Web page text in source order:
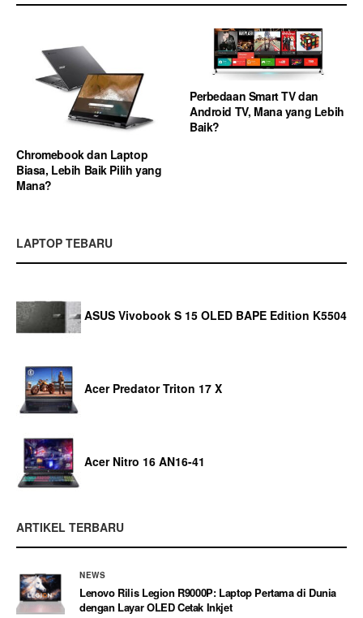
Chromebook dan Laptop
Biasa, Lebih Baik Pilih yang
Mana?
Perbedaan Smart TV dan
Android TV, Mana yang Lebih
Baik?
LAPTOP TEBARU
ASUS Vivobook S 15 OLED BAPE Edition K5504
Acer Predator Triton 17 X
Acer Nitro 16 AN16-41
ARTIKEL TERBARU
NEWS
Lenovo Rilis Legion R9000P: Laptop Pertama di Dunia
dengan Layar OLED Cetak Inkjet